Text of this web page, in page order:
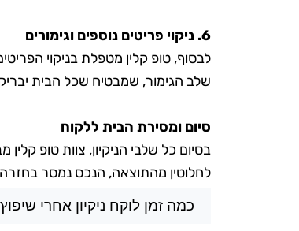
6. ניקוי פריטים נוספים וגימורים
לבסוף, טופ קלין מטפלת בניקוי
שלב הגימור, שמבטיח שכל הבית
סיום ומסירת הבית ללקוח
בסיום כל שלבי הניקיון, צוות טופ
לחלוטין מהתוצאה, הנכס נמסר
שאלות בנושא ניקיון
כמה זמן לוקח ניקיון אחרי